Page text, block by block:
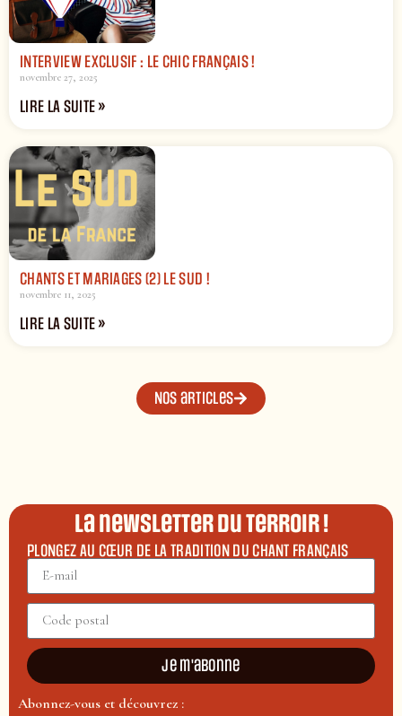
INTERVIEW EXCLUSIF : LE CHIC FRANÇAIS !
novembre 27, 2025
LIRE LA SUITE »
CHANTS ET MARIAGES (2) LE SUD !
novembre 11, 2025
LIRE LA SUITE »
Nos articles
La newsletter du terroir !
PLONGEZ AU CŒUR DE LA TRADITION DU CHANT FRANÇAIS
Je m'abonne
Abonnez-vous et découvrez :